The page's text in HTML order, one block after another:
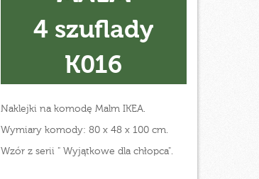
4 szuflady
K016
Naklejki na komodę Malm IKEA.
Wymiary komody: 80 x 48 x 100 cm.
Wzór z serii " Wyjątkowe dla chłopca".